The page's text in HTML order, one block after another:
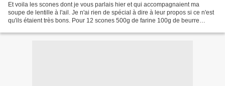
Et voila les scones dont je vous parlais hier et qui accompagnaient ma
soupe de lentille à l'ail. Je n'ai rien de spécial à dire à leur propos si ce n'est
qu'ils étaient très bons. Pour 12 scones 500g de farine 100g de beurre